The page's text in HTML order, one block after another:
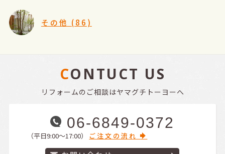
その他 (86)
CONTUCT US
リフォームのご相談はヤマグチトーヨーへ
06-6849-0372
（平日9:00〜17:00） ご注文の流れ